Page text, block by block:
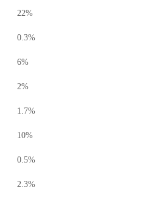
22%
0.3%
6%
2%
1.7%
10%
0.5%
2.3%